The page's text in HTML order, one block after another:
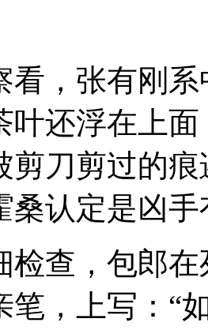
看，张有刚
叶还浮在上
剪刀剪过的
桑认定是凶
检查，包郎
笔，上写：“